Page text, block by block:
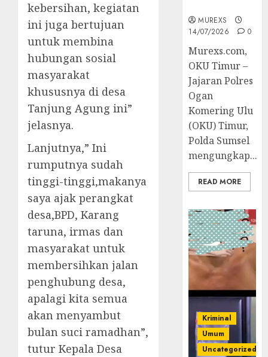
kebersihan, kegiatan
ini juga bertujuan
untuk membina
hubungan sosial
masyarakat
khususnya di desa
Tanjung Agung ini”
jelasnya.
Lanjutnya,” Ini
rumputnya sudah
tinggi-tinggi,makanya
saya ajak perangkat
desa,BPD, Karang
taruna, irmas dan
masyarakat untuk
membersihkan jalan
penghubung desa,
apalagi kita semua
akan menyambut
bulan suci ramadhan”,
tutur Kepala Desa
MUREXS
14/07/2026
0
Murexs.com,
OKU Timur –
Jajaran Polres
Ogan
Komering Ulu
(OKU) Timur,
Polda Sumsel
mengungkap...
READ MORE
Kriminal
Umum
Uncategorized